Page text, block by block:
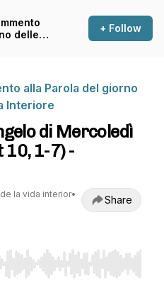
delle
+ Follow
alla Parola del giorno
Interiore
di Mercoledì
10, 1-7) -
la vida interior•
Share
seek, Home/End to jump to